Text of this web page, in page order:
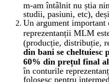
m-am întâlnit nu știa
studii, pasiuni, etc),
Un argument important
reprezentanții MLM
(producție, distribuție,
din bani se cheltuiesc
60% din prețul final
în conturile
folosesc pentru